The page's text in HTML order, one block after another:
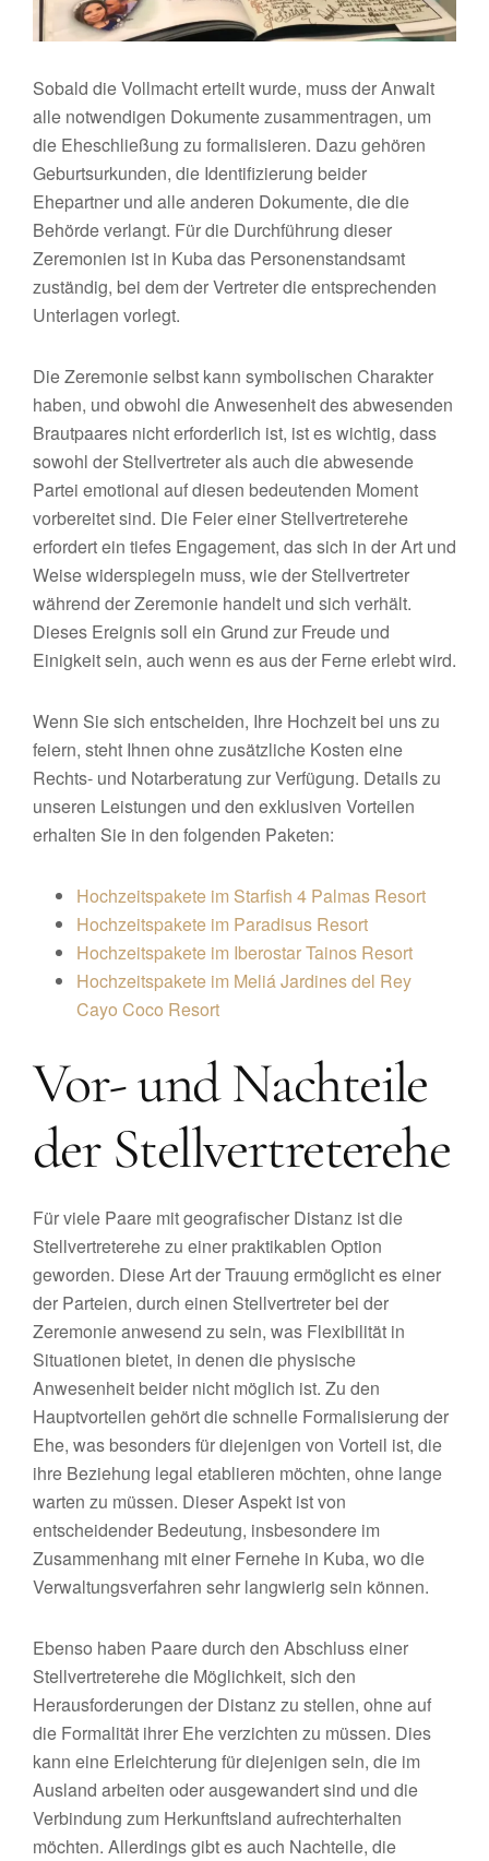
Sobald die Vollmacht erteilt wurde, muss der Anwalt
alle notwendigen Dokumente zusammentragen, um
die Eheschließung zu formalisieren. Dazu gehören
Geburtsurkunden, die Identifizierung beider
Ehepartner und alle anderen Dokumente, die die
Behörde verlangt. Für die Durchführung dieser
Zeremonien ist in Kuba das Personenstandsamt
zuständig, bei dem der Vertreter die entsprechenden
Unterlagen vorlegt.
Die Zeremonie selbst kann symbolischen Charakter
haben, und obwohl die Anwesenheit des abwesenden
Brautpaares nicht erforderlich ist, ist es wichtig, dass
sowohl der Stellvertreter als auch die abwesende
Partei emotional auf diesen bedeutenden Moment
vorbereitet sind. Die Feier einer Stellvertreterehe
erfordert ein tiefes Engagement, das sich in der Art und
Weise widerspiegeln muss, wie der Stellvertreter
während der Zeremonie handelt und sich verhält.
Dieses Ereignis soll ein Grund zur Freude und
Einigkeit sein, auch wenn es aus der Ferne erlebt wird.
Wenn Sie sich entscheiden, Ihre Hochzeit bei uns zu
feiern, steht Ihnen ohne zusätzliche Kosten eine
Rechts- und Notarberatung zur Verfügung. Details zu
unseren Leistungen und den exklusiven Vorteilen
erhalten Sie in den folgenden Paketen:
Hochzeitspakete im Starfish 4 Palmas Resort
Hochzeitspakete im Paradisus Resort
Hochzeitspakete im Iberostar Tainos Resort
Hochzeitspakete im Meliá Jardines del Rey
Cayo Coco Resort
Vor- und Nachteile
der Stellvertreterehe
Für viele Paare mit geografischer Distanz ist die
Stellvertreterehe zu einer praktikablen Option
geworden. Diese Art der Trauung ermöglicht es einer
der Parteien, durch einen Stellvertreter bei der
Zeremonie anwesend zu sein, was Flexibilität in
Situationen bietet, in denen die physische
Anwesenheit beider nicht möglich ist. Zu den
Hauptvorteilen gehört die schnelle Formalisierung der
Ehe, was besonders für diejenigen von Vorteil ist, die
ihre Beziehung legal etablieren möchten, ohne lange
warten zu müssen. Dieser Aspekt ist von
entscheidender Bedeutung, insbesondere im
Zusammenhang mit einer Fernehe in Kuba, wo die
Verwaltungsverfahren sehr langwierig sein können.
Ebenso haben Paare durch den Abschluss einer
Stellvertreterehe die Möglichkeit, sich den
Herausforderungen der Distanz zu stellen, ohne auf
die Formalität ihrer Ehe verzichten zu müssen. Dies
kann eine Erleichterung für diejenigen sein, die im
Ausland arbeiten oder ausgewandert sind und die
Verbindung zum Herkunftsland aufrechterhalten
möchten. Allerdings gibt es auch Nachteile, die